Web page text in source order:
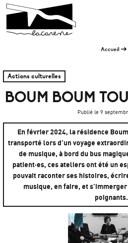
Panneau de gestion des cookies
Accueil
Accueil
Actions culturelles
BOUM BOUM
Publié le 9
En février 2024, la résidence
transporté lors d’un voyage
de musique, à bord du bus
patient·es, ces ateliers ont été un
pouvait raconter ses histoires,
musique, en faire, et
poignants.